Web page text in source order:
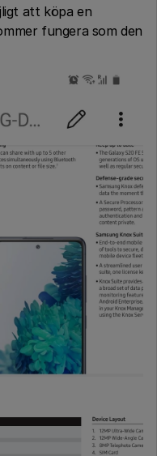
att köpa en
fungera som den